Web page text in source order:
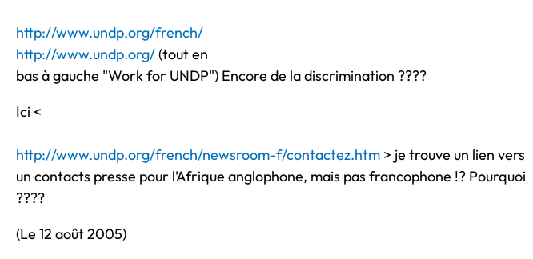
http://www.undp.org/french/
http://www.undp.org/(tout en
bas à gauche "Work for UNDP") Encore de la discrimination ????
Ici <
http://www.undp.org/french/newsroom-f/contactez.htm > je trouve un lien vers
un contacts presse pour l’Afrique anglophone, mais pas francophone !? Pourquoi
????
(Le 12 août 2005)